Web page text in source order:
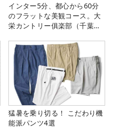
インター5分、都心から60分
のフラットな美観コース。大
栄カントリー俱楽部（千葉
猛暑を乗り切る！ こだわり機
能派パンツ4選